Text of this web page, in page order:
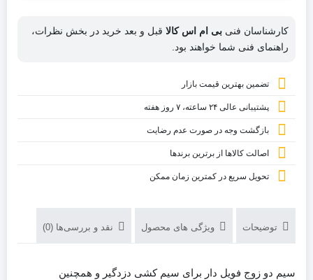
بود.
مخصوص
دزدگیر
کارشناسان فنی بی ام اس کالا قبل و بعد خرید در بخش نظرات،
راهنمای فنی شما خواهند بود.
تضمین بهترین قیمت بازار
پشتیبانی عالی ۲۴ ساعته، ۷ روز هفته
بازگشت وجه در صورت عدم رضایت
اصالت کالاها از برترین برندها
تحویل سریع در کمترین زمان ممکن
توضیحات ویژگی های محصول نقد و بررسی‌ها (0)
سیم دو زوج فویل دار برای سیم کشی دزدگیر و همچنین